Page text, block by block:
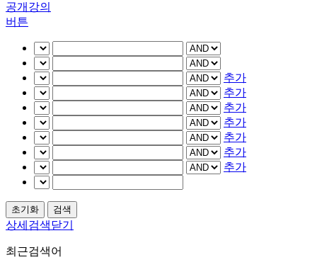
공개강의
버튼
추가
추가
추가
추가
추가
추가
추가
상세검색닫기
최근검색어